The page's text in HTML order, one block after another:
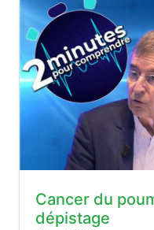
Cancer du
dépistage